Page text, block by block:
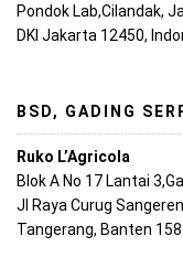
Pondok Lab,Cilandak,
DKI Jakarta 12450,
BSD, GADING
Ruko L’Agricola
Blok A No 17 Lantai
Jl Raya Curug
Tangerang, Banten